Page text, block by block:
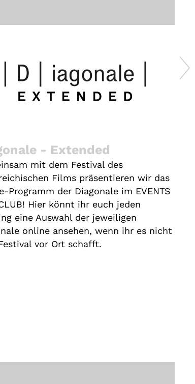
- Extended
mit dem Festival des
Films präsentieren wir das
Programm der Diagonale im EVENTS
Hier könnt ihr euch jeden
eine Auswahl der jeweiligen
online ansehen, wenn ihr es nicht
vor Ort schafft.